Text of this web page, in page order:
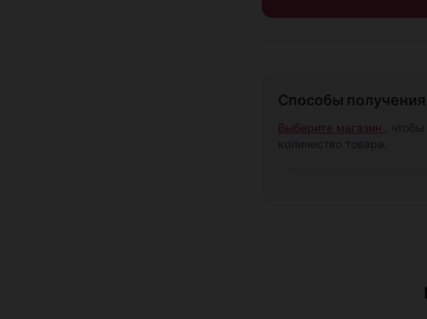
Способы получения
Выберите магазин